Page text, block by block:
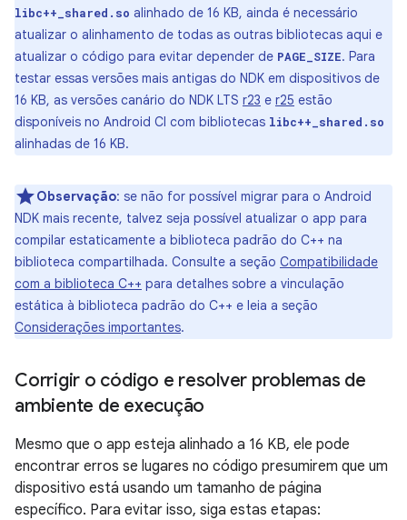
libc++_shared.so alinhado de 16 KB, ainda é necessário
atualizar o alinhamento de todas as outras bibliotecas aqui e
atualizar o código para evitar depender de PAGE_SIZE. Para
testar essas versões mais antigas do NDK em dispositivos de
16 KB, as versões canário do NDK LTS r23 e r25 estão
disponíveis no Android CI com bibliotecas libc++_shared.so
alinhadas de 16 KB.
Observação: se não for possível migrar para o Android
NDK mais recente, talvez seja possível atualizar o app para
compilar estaticamente a biblioteca padrão do C++ na
biblioteca compartilhada. Consulte a seção Compatibilidade
com a biblioteca C++ para detalhes sobre a vinculação
estática à biblioteca padrão do C++ e leia a seção
Considerações importantes.
Corrigir o código e resolver problemas de
ambiente de execução
Mesmo que o app esteja alinhado a 16 KB, ele pode
encontrar erros se lugares no código presumirem que um
dispositivo está usando um tamanho de página
específico. Para evitar isso, siga estas etapas: